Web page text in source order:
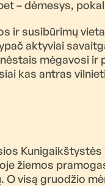
– dėmesys,
ir susibūrimų
aktyviai
mėgavosi ir
kas antras
Kunigaikštystės
žiemos
O visą gruodžio